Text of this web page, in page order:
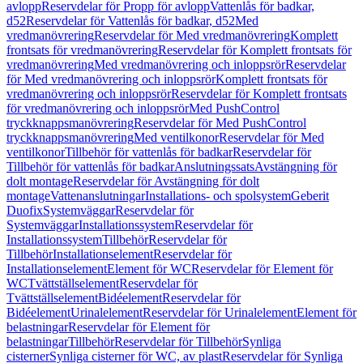
avloppReservdelar för Propp för avloppVattenlås för badkar,
d52Reservdelar för Vattenlås för badkar, d52Med
vredmanövreringReservdelar för Med vredmanövreringKomplett
frontsats för vredmanövreringReservdelar för Komplett frontsats för
vredmanövreringMed vredmanövrering och inloppsrörReservdelar
för Med vredmanövrering och inloppsrörKomplett frontsats för
vredmanövrering och inloppsrörReservdelar för Komplett frontsats
för vredmanövrering och inloppsrörMed PushControl
tryckknappsmanövreringReservdelar för Med PushControl
tryckknappsmanövreringMed ventilkonorReservdelar för Med
ventilkonorTillbehör för vattenlås för badkarReservdelar för
Tillbehör för vattenlås för badkarAnslutningssatsAvstängning för
dolt montageReservdelar för Avstängning för dolt
montageVattenanslutningarInstallations- och spolsystemGeberit
DuofixSystemväggarReservdelar för
SystemväggarInstallationssystemReservdelar för
InstallationssystemTillbehörReservdelar för
TillbehörInstallationselementReservdelar för
InstallationselementElement för WCReservdelar för Element för
WCTvättställselementReservdelar för
TvättställselementBidéelementReservdelar för
BidéelementUrinalelementReservdelar för UrinalelementElement för
belastningarReservdelar för Element för
belastningarTillbehörReservdelar för TillbehörSynliga
cisternerSynliga cisterner för WC, av plastReservdelar för Synliga